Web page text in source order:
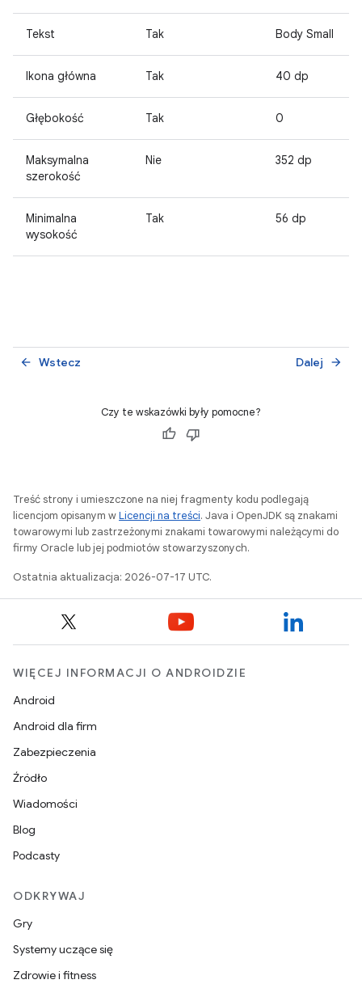
Tekst Tak Body Small
Ikona główna Tak 40 dp
Głębokość Tak 0
Maksymalna
szerokość
Nie 352 dp
Minimalna
wysokość
Tak 56 dp
Wstecz
arrow_back Dalej arrow_forward
Czy te wskazówki były pomocne?
Treść strony i umieszczone na niej fragmenty kodu podlegają
licencjom opisanym wLicencji na treści. Java i OpenJDK są znakami
towarowymi lub zastrzeżonymi znakami towarowymi należącymi do
firmy Oracle lub jej podmiotów stowarzyszonych.
Ostatnia aktualizacja: 2026-07-17 UTC.
WIĘCEJ INFORMACJI O ANDROIDZIE
Android
Android dla firm
Zabezpieczenia
Źródło
Wiadomości
Blog
Podcasty
ODKRYWAJ
Gry
Systemy uczące się
Zdrowie i fitness